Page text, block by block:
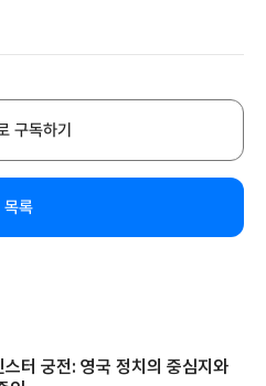
구독하기
목록
스터 궁전: 영국 정치의 중심지와